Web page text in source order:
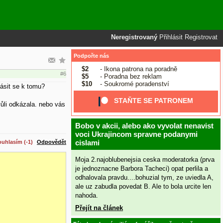
Neregistrovaný Přihlásit Registrovat
#6
se k tomu?
odkázala. nebo vás
(-1) Odpovědět
Podpořte nás
$2
- Ikona patrona na poradně
$5
- Poradna bez reklam
$10
- Soukromé poradenství
STAŇTE SE PATRONEM
Bobo v akcii, alebo ako vyvolat nenavist
voci Ukrajincom spravne podanymi
cislami
Moja 2.najoblubenejsia ceska moderatorka (prva
je jednoznacne Barbora Tacheci) opat perlila a
odhalovala pravdu....bohuzial tym, ze uviedla A,
ale uz zabudla povedat B. Ale to bola urcite len
nahoda.
Přejít na článek